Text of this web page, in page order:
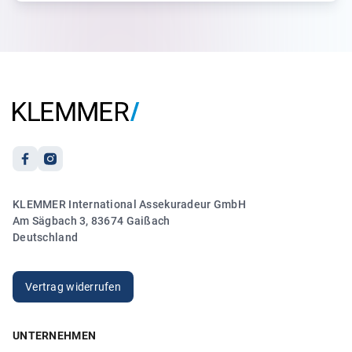
Anonym
21.03.2026
„Sehr freundlicher und kompetenter Kontakt. Vielen
Dank!“
5.00
KLEMMER International Assekuradeur GmbH
Am Sägbach 3, 83674 Gaißach
Deutschland
Vertrag widerrufen
UNTERNEHMEN